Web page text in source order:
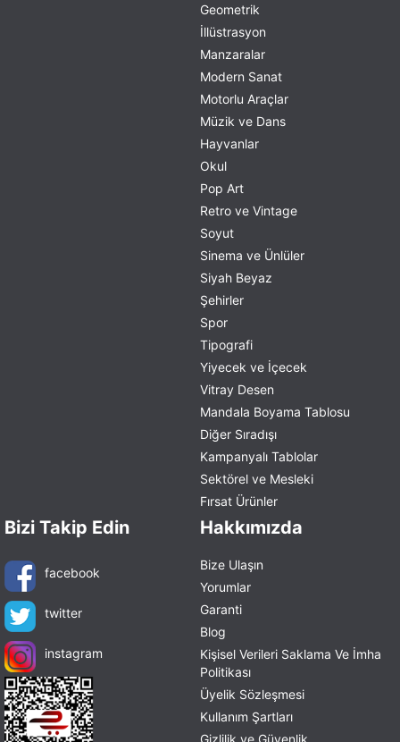
Geometrik
İllüstrasyon
Manzaralar
Modern Sanat
Motorlu Araçlar
Müzik ve Dans
Hayvanlar
Okul
Pop Art
Retro ve Vintage
Soyut
Sinema ve Ünlüler
Siyah Beyaz
Şehirler
Spor
Tipografi
Yiyecek ve İçecek
Vitray Desen
Mandala Boyama Tablosu
Diğer Sıradışı
Kampanyalı Tablolar
Sektörel ve Mesleki
Fırsat Ürünler
Bizi Takip Edin
facebook
twitter
instagram
Hakkımızda
Bize Ulaşın
Yorumlar
Garanti
Blog
Kişisel Verileri Saklama Ve İmha
Politikası
Üyelik Sözleşmesi
Kullanım Şartları
Gizlilik ve Güvenlik